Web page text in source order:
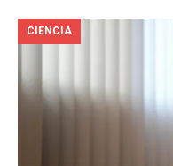
CIENCIA